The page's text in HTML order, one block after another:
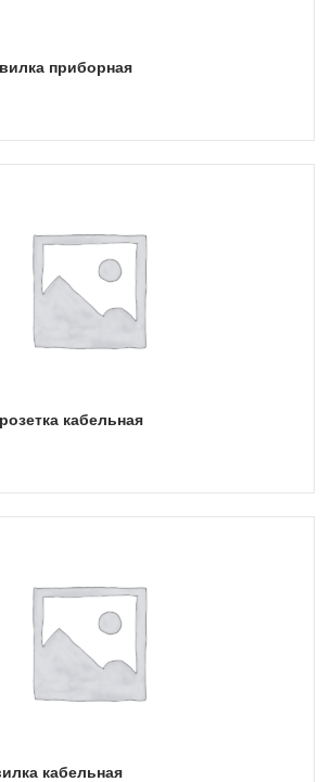
приборная
кабельная
кабельная